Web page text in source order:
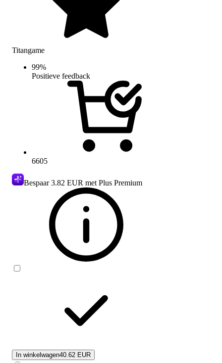
Titangame
99%
Positieve feedback
6605
Bespaar3.82 EUR met Plus Premium
In winkelwagen40.62 EUR